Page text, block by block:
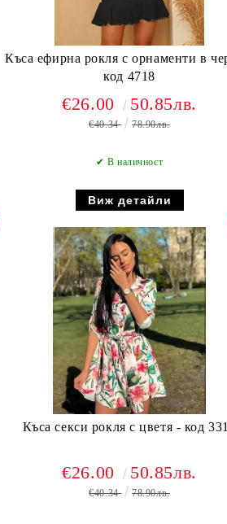
Къса ефирна рокля с орнаменти в
код 4718
€26.00 50.85лв.
€40.34 78.90лв.
✔ В наличност
Виж детайли
Къса секси рокля с цветя - код
€26.00 50.85лв.
€40.34 78.90лв.